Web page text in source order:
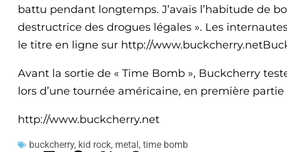
battu pendant longtemps. J’avais l’habitude de
destructrice des drogues légales ». Les
le titre en ligne sur http://
Avant la sortie de « Time Bomb », Buckcherry
lors d’une tournée américaine, en première
http://www.buckcherry.net
buckcherry, kid rock, metal, time bomb